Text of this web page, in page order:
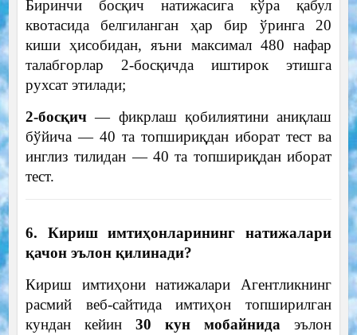
Биринчи босқич натижасига кўра қабул
квотасида белгиланган ҳар бир ўринга 20
киши ҳисобидан, яъни максимал 480 нафар
талабгорлар 2-босқичда иштирок этишга
рухсат этилади;
2-босқич— фикрлаш қобилиятини аниқлаш
бўйича — 40 та топшириқдан иборат тест ва
инглиз тилидан — 40 та топшириқдан иборат
тест.
6. Кириш имтиҳонларининг натижалари
қачон эълон қилинади?
Кириш имтиҳони натижалари Агентликнинг
расмий веб-сайтида имтиҳон топширилган
кундан кейин 30 кун мобайнида эълон